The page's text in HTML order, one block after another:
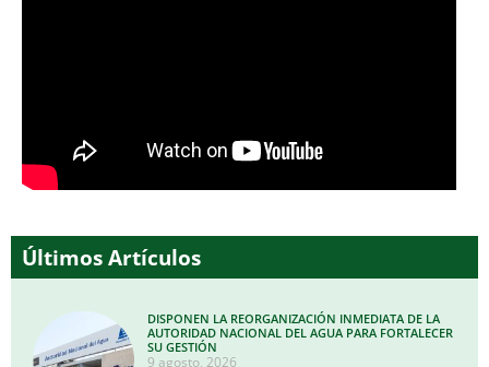
Últimos Artículos
DISPONEN LA REORGANIZACIÓN INMEDIATA DE LA
AUTORIDAD NACIONAL DEL AGUA PARA FORTALECER
SU GESTIÓN
9 agosto, 2026